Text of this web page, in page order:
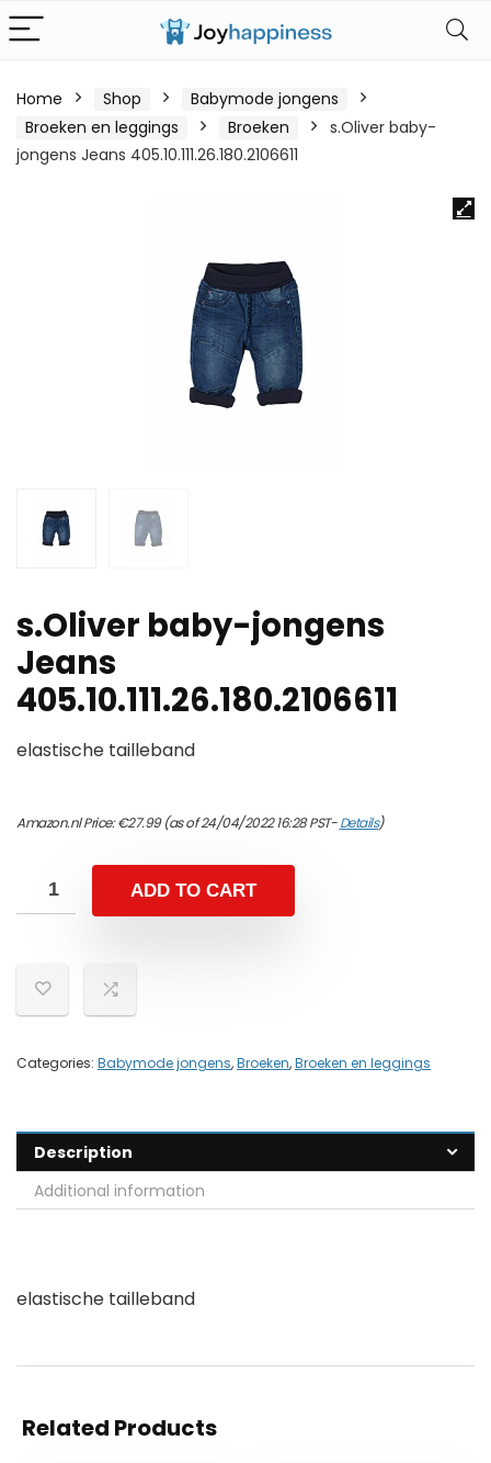
Home Shop
Babymode jongens
Broeken en leggings
Broeken
s.Oliver baby-
jongens Jeans 405.10.111.26.180.2106611
s.Oliver baby-jongens
Jeans
405.10.111.26.180.2106611
elastische tailleband
Amazon.nl Price:€27.99(as of 24/04/2022 16:28 PST-Details)
ADD TO CART
Categories: Babymode jongens,Broeken,Broeken en leggings
Description
Additional information
elastische tailleband
Related Products